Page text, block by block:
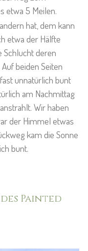
etwa 5 Meilen.
hat, dem kann
etwa der Hälfte
Schlucht deren
beiden Seiten
unnatürlich bunt
am Nachmittag
Wir haben
der Himmel etwas
kam die Sonne
bunt.
Painted